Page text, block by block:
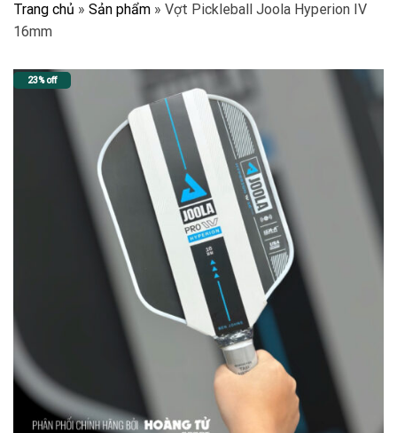
Trang chủ » Sản phẩm » Vợt Pickleball Joola Hyperion IV
16mm
23% off